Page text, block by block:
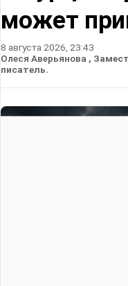
может
8 августа 2026, 23:43
Олеся Аверьянова ,
писатель.